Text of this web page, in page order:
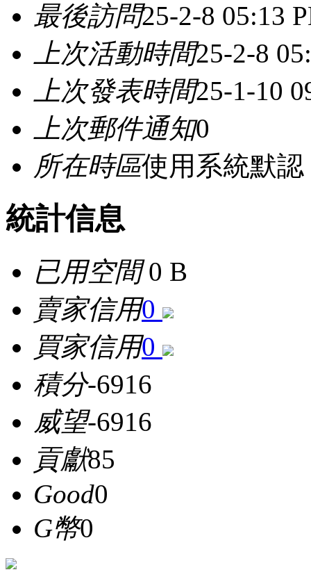
最後訪問25-2-8 05:13
上次活動時間25-2-8
上次發表時間25-1-10
上次郵件通知0
所在時區使用系統默認
統計信息
已用空間0 B
賣家信用0
買家信用0
積分-6916
威望-6916
貢獻85
Good0
G幣0